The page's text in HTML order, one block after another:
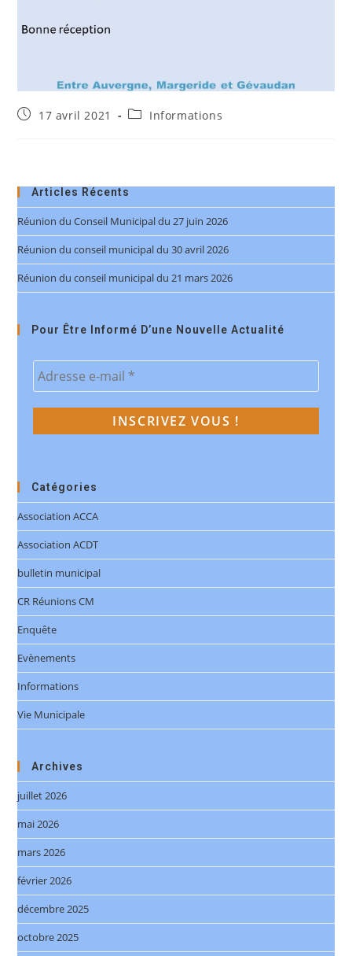
Publication
17 avril 2021
PostInformations
Articles Récents
Réunion du Conseil Municipal du 27 juin 2026
Réunion du conseil municipal du 30 avril 2026
Réunion du conseil municipal du 21 mars 2026
Pour Être Informé D’une Nouvelle Actualité
Catégories
Association ACCA
Association ACDT
bulletin municipal
CR Réunions CM
Enquête
Evènements
Informations
Vie Municipale
Archives
juillet 2026
mai 2026
mars 2026
février 2026
décembre 2025
octobre 2025